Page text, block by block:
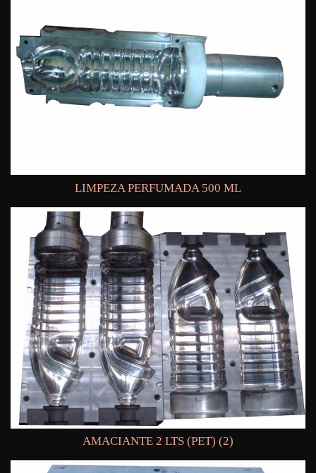
LIMPEZA PERFUMADA 500 ML
AMACIANTE 2 LTS (PET) (2)